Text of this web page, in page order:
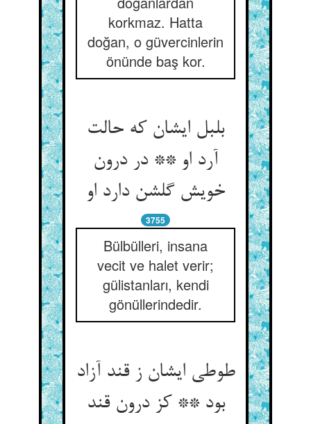
korkmaz. Hatta
doğan, o güvercinlerin
önünde baş kor.
بلبل ایشان که حالت
آرد او ** در درون
خویش گلشن دارد او
3755
Bülbülleri, insana
vecit ve halet verir;
gülistanları, kendi
gönüllerindedir.
طوطی ایشان ز قند آزاد
بود ** کز درون قند